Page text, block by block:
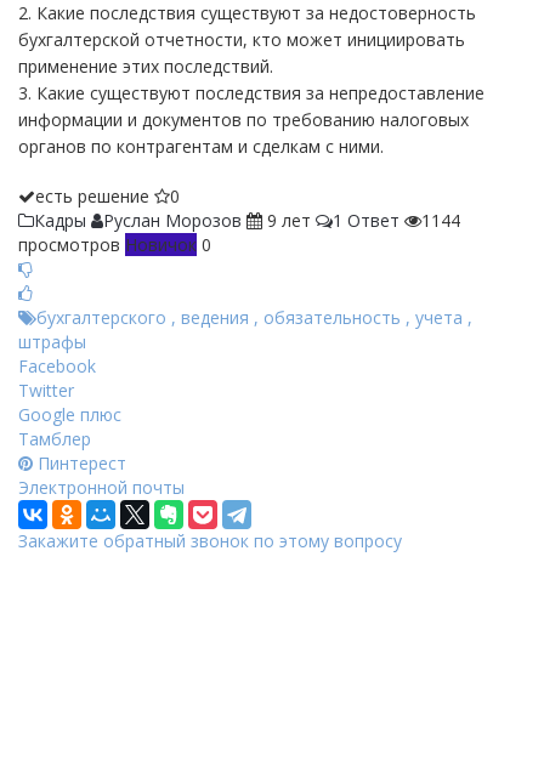
2. Какие последствия существуют за недостоверность
бухгалтерской отчетности, кто может инициировать
применение этих последствий.
3. Какие существуют последствия за непредоставление
информации и документов по требованию налоговых
органов по контрагентам и сделкам с ними.
есть решение
0
Кадры
Руслан Морозов 9 лет 1 Ответ
1144
просмотров Новичок 0
бухгалтерского , ведения , обязательность , учета ,
штрафы
Facebook
Twitter
Google плюс
Тамблер
Пинтерест
Электронной почты
Закажите обратный звонок по этому вопросу